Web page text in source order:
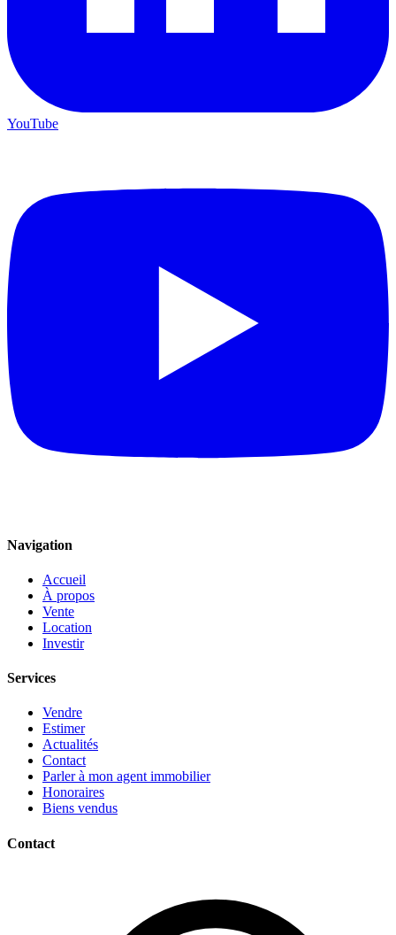
YouTube
Navigation
Accueil
À propos
Vente
Location
Investir
Services
Vendre
Estimer
Actualités
Contact
Parler à mon agent immobilier
Honoraires
Biens vendus
Contact